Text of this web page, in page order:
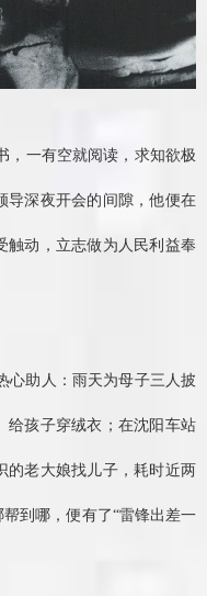
，一有空就阅读，求知欲极
导深夜开会的间隙，他便在
触动，立志做为人民利益奉
心助人：雨天为母子三人披
给孩子穿绒衣；在沈阳车站
的老大娘找儿子，耗时近两
到哪，便有了“雷锋出差一